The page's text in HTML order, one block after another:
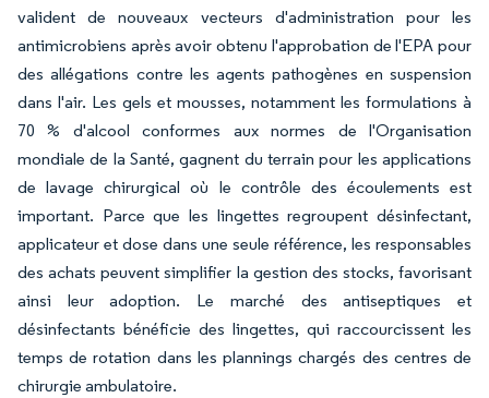
valident de nouveaux vecteurs d'administration pour les
antimicrobiens après avoir obtenu l'approbation de l'EPA pour
des allégations contre les agents pathogènes en suspension
dans l'air. Les gels et mousses, notamment les formulations à
70 % d'alcool conformes aux normes de l'Organisation
mondiale de la Santé, gagnent du terrain pour les applications
de lavage chirurgical où le contrôle des écoulements est
important. Parce que les lingettes regroupent désinfectant,
applicateur et dose dans une seule référence, les responsables
des achats peuvent simplifier la gestion des stocks, favorisant
ainsi leur adoption. Le marché des antiseptiques et
désinfectants bénéficie des lingettes, qui raccourcissent les
temps de rotation dans les plannings chargés des centres de
chirurgie ambulatoire.